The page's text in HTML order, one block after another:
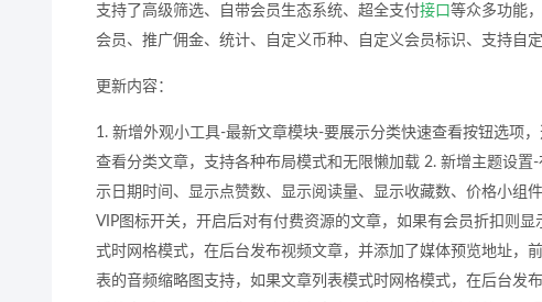
支持了高级筛选、自带会员生态系统、超全支付接口等众多功能
会员、推广佣金、统计、自定义币种、自定义会员标识、支持自
更新内容：
1. 新增外观小工具-最新文章模块-要展示分类快速查看按钮选项
查看分类文章，支持各种布局模式和无限懒加载 2. 新增主题设
示日期时间、显示点赞数、显示阅读量、显示收藏数、价格小组
VIP图标开关，开启后对有付费资源的文章，如果有会员折扣则
式时网格模式，在后台发布视频文章，并添加了媒体预览地址，
表的音频缩略图支持，如果文章列表模式时网格模式，在后台发